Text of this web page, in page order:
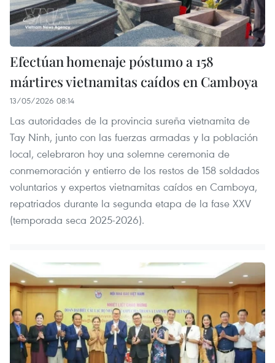
Efectúan homenaje póstumo a 158
mártires vietnamitas caídos en Camboya
13/05/2026 08:14
Las autoridades de la provincia sureña vietnamita de
Tay Ninh, junto con las fuerzas armadas y la población
local, celebraron hoy una solemne ceremonia de
conmemoración y entierro de los restos de 158 soldados
voluntarios y expertos vietnamitas caídos en Camboya,
repatriados durante la segunda etapa de la fase XXV
(temporada seca 2025-2026).